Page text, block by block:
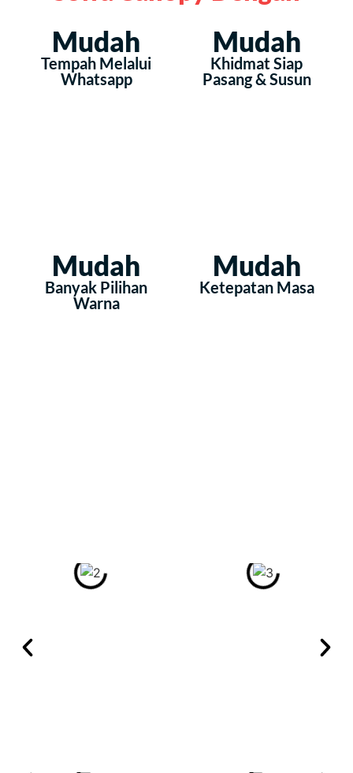
Mudah
Tempah Melalui
Whatsapp
Mudah
Khidmat Siap
Pasang & Susun
Mudah
Banyak Pilihan
Warna
Mudah
Ketepatan Masa